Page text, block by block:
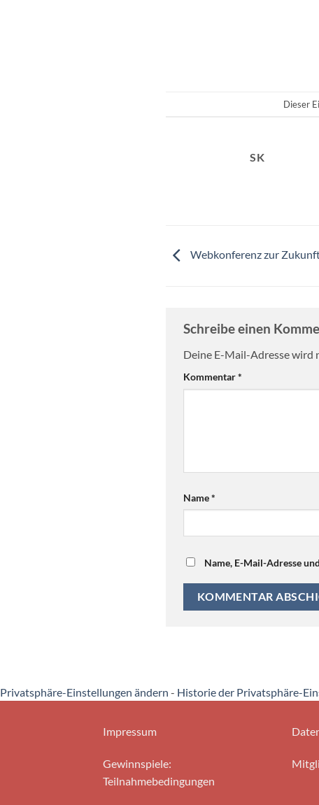
Dieser
SK
Webkonferenz zur
Schreibe einen
Deine E-Mail-Adresse
Kommentar*
Name*
Name, E-Mail-Adresse
Privatsphäre-Einstellungen ändern - Historie der Privatsphäre-
Impressum
Gewinnspiele:
Teilnahmebedingungen